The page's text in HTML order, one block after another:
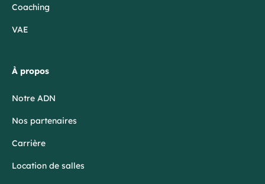
Coaching
VAE
À propos
Notre ADN
Nos partenaires
Carrière
Location de salles